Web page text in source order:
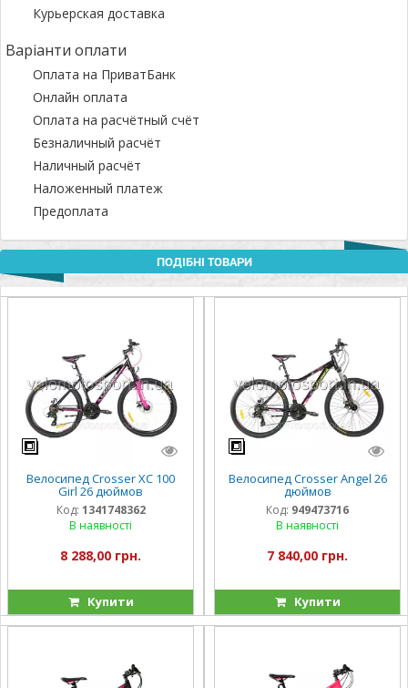
Курьерская доставка
Варіанти оплати
Оплата на ПриватБанк
Онлайн оплата
Оплата на расчётный счёт
Безналичный расчёт
Наличный расчёт
Наложенный платеж
Предоплата
ПОДІБНІ ТОВАРИ
Велосипед Crosser XC 100
Girl 26 дюймов
Код: 1341748362
В наявності
8 288,00 грн.
Купити
Велосипед Crosser Angel 26
дюймов
Код: 949473716
В наявності
7 840,00 грн.
Купити